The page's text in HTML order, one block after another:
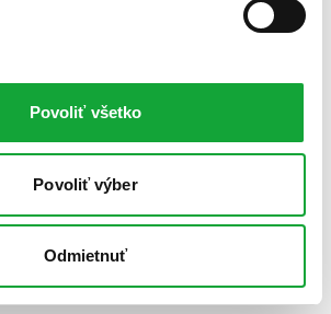
Povoliť všetko
Povoliť výber
Odmietnuť